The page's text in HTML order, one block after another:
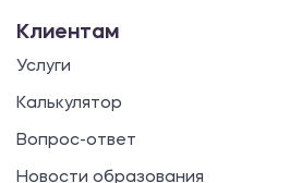
Клиентам
Услуги
Калькулятор
Вопрос-ответ
Новости образования